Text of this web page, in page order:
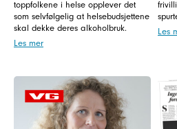
toppfolkene i helse opplever det
som selvfølgelig at helsebudsjettene
skal dekke deres alkoholbruk.
Les mer
Les